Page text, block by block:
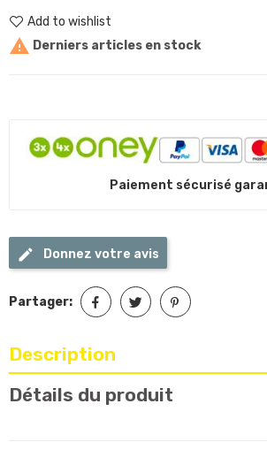
Add to wishlist
 Derniers articles en stock
Paiement sécurisé
Donnez votre avis
Partager:
Description
Détails du produit